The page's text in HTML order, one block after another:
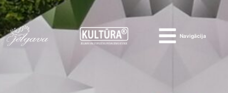
Navigācija